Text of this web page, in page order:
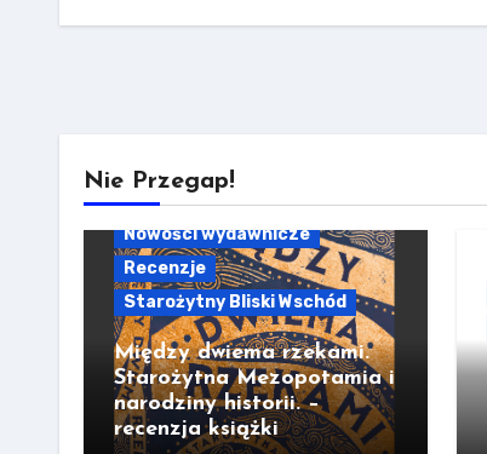
Nie Przegap!
Nowości wydawnicze
Recenzje
Starożytny Bliski Wschód
Między dwiema rzekami.
Starożytna Mezopotamia i
narodziny historii. –
recenzja książki